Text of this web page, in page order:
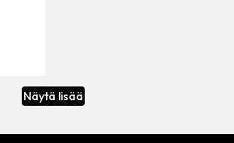
Näytä lisää